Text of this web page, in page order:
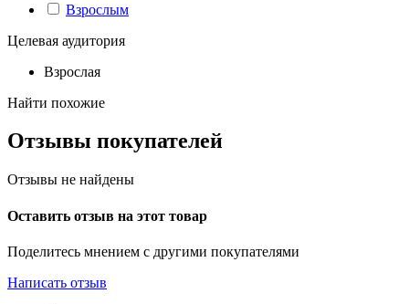
Взрослым
Целевая аудитория
Взрослая
Найти похожие
Отзывы покупателей
Отзывы не найдены
Оставить отзыв на этот товар
Поделитесь мнением с другими покупателями
Написать отзыв